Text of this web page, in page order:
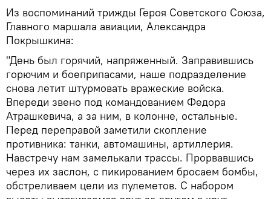
Из воспоминаний трижды Героя Советского Союза,
Главного маршала авиации, Александра
Покрышкина:
"День был горячий, напряженный. Заправившись
горючим и боеприпасами, наше подразделение
снова летит штурмовать вражеские войска.
Впереди звено под командованием Федора
Атрашкевича, а за ним, в колонне, остальные.
Перед переправой заметили скопление
противника: танки, автомашины, артиллерия.
Навстречу нам замелькали трассы. Прорвавшись
через их заслон, с пикированием бросаем бомбы,
обстреливаем цели из пулеметов. С набором